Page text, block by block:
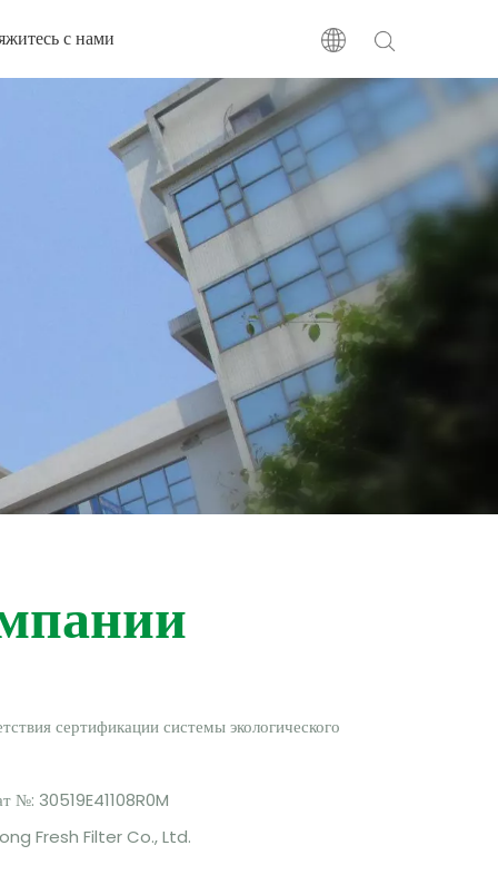
с нами
сертификации системы экологического
№: 30519E41108R0M
Fresh Filter Co., Ltd.